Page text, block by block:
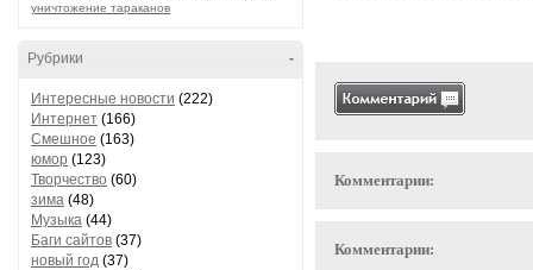
уничтожение тараканов
-
Рубрики
Интересные новости (222)
Интернет (166)
Смешное (163)
юмор (123)
Творчество (60)
зима (48)
Музыка (44)
Баги сайтов (37)
новый год (37)
Комментарии:
Комментарии: